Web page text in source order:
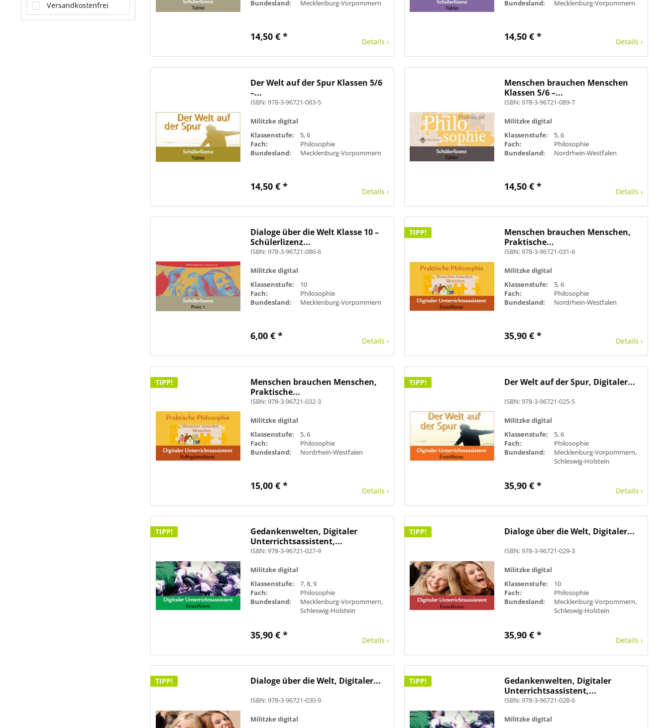
Neu erschienen
Versandkostenfrei
Bundesland:
Mecklenburg-Vorpommern
14,50 € * Details ›
Bundesland:
Mecklenburg-Vorpommern
14,50 € * Details ›
Der Welt auf der Spur Klassen 5/6
–...
ISBN: 978-3-96721-083-5
Militzke digital
Klassenstufe:
5, 6
Fach:
Philosophie
Bundesland:
Mecklenburg-Vorpommern
14,50 € * Details ›
Menschen brauchen Menschen
Klassen 5/6 –...
ISBN: 978-3-96721-089-7
Militzke digital
Klassenstufe:
5, 6
Fach:
Philosophie
Bundesland:
Nordrhein-Westfalen
14,50 € * Details ›
Dialoge über die Welt Klasse 10 –
Schülerlizenz...
ISBN: 978-3-96721-086-6
Militzke digital
Klassenstufe:
10
Fach:
Philosophie
Bundesland:
Mecklenburg-Vorpommern
6,00 € * Details ›
TIPP!
Menschen brauchen Menschen,
Praktische...
ISBN: 978-3-96721-031-6
Militzke digital
Klassenstufe:
5, 6
Fach:
Philosophie
Bundesland:
Nordrhein-Westfalen
35,90 € * Details ›
TIPP!
Menschen brauchen Menschen,
Praktische...
ISBN: 978-3-96721-032-3
Militzke digital
Klassenstufe:
5, 6
Fach:
Philosophie
Bundesland:
Nordrhein-Westfalen
15,00 € * Details ›
TIPP! Der Welt auf der Spur, Digitaler...
ISBN: 978-3-96721-025-5
Militzke digital
Klassenstufe:
5, 6
Fach:
Philosophie
Bundesland:
Mecklenburg-Vorpommern,
Schleswig-Holstein
35,90 € * Details ›
TIPP!
Gedankenwelten, Digitaler
Unterrichtsassistent,...
ISBN: 978-3-96721-027-9
Militzke digital
Klassenstufe:
7, 8, 9
Fach:
Philosophie
Bundesland:
Mecklenburg-Vorpommern,
Schleswig-Holstein
35,90 € * Details ›
TIPP! Dialoge über die Welt, Digitaler...
ISBN: 978-3-96721-029-3
Militzke digital
Klassenstufe:
10
Fach:
Philosophie
Bundesland:
Mecklenburg-Vorpommern,
Schleswig-Holstein
35,90 € * Details ›
TIPP! Dialoge über die Welt, Digitaler...
ISBN: 978-3-96721-030-9
Militzke digital
TIPP!
Gedankenwelten, Digitaler
Unterrichtsassistent,...
ISBN: 978-3-96721-028-6
Militzke digital